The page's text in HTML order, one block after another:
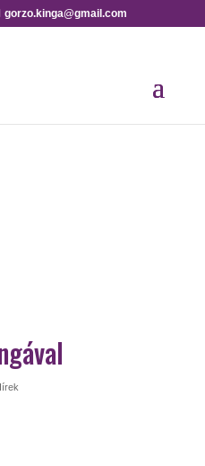
gorzo.kinga@gmail.com